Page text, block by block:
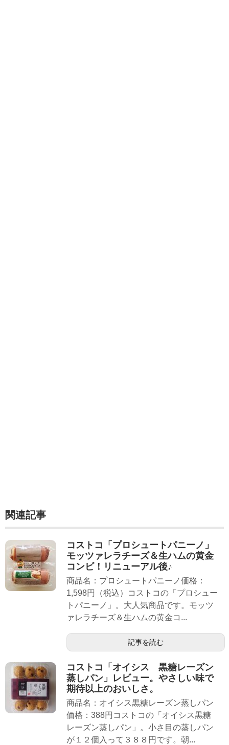
関連記事
コストコ「プロシュートパニーノ」
モッツァレラチーズ＆生ハムの黄金
コンビ！リニューアル後♪
商品名：プロシュートパニーノ価格：
1,598円（税込）コストコの「プロシュー
トパニーノ」。大人気商品です。モッツ
ァレラチーズ＆生ハムの黄金コ...
記事を読む
コストコ「オイシス 黒糖レーズン
蒸しパン」レビュー。やさしい味で
期待以上のおいしさ。
商品名：オイシス黒糖レーズン蒸しパン
価格：388円コストコの「オイシス黒糖
レーズン蒸しパン」。小さ目の蒸しパン
が１２個入って３８８円です。朝...